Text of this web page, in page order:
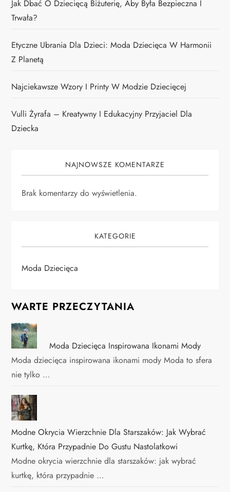
Jak Dbać O Dziecięcą Biżuterię, Aby Była Bezpieczna I
Trwała?
Etyczne Ubrania Dla Dzieci: Moda Dziecięca W Harmonii
Z Planetą
Najciekawsze Wzory I Printy W Modzie Dziecięcej
Vulli Żyrafa – Kreatywny I Edukacyjny Przyjaciel Dla
Dziecka
NAJNOWSZE KOMENTARZE
Brak komentarzy do wyświetlenia.
KATEGORIE
Moda Dziecięca
WARTE PRZECZYTANIA
Moda Dziecięca Inspirowana Ikonami Mody
Moda dziecięca inspirowana ikonami mody Moda to sfera
nie tylko …
Modne Okrycia Wierzchnie Dla Starszaków: Jak Wybrać
Kurtkę, Która Przypadnie Do Gustu Nastolatkowi
Modne okrycia wierzchnie dla starszaków: jak wybrać
kurtkę, która przypadnie …